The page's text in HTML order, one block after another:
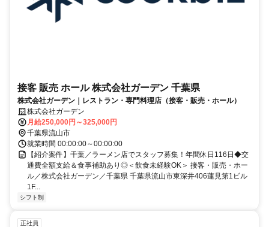
接客 販売 ホール 株式会社ガーデン 千葉県
株式会社ガーデン｜レストラン・専門料理店（接客・販売・ホール）
株式会社ガーデン
月給250,000円～325,000円
千葉県流山市
就業時間 00:00:00～00:00:00
【紹介案件】千葉／ラーメン店でスタッフ募集！年間休日116日◆交
通費全額支給＆食事補助あり◎＜飲食未経験OK＞ 接客・販売・ホー
ル／株式会社ガーデン／千葉県 千葉県流山市東深井406蓮見第1ビル
1F...
シフト制
正社員